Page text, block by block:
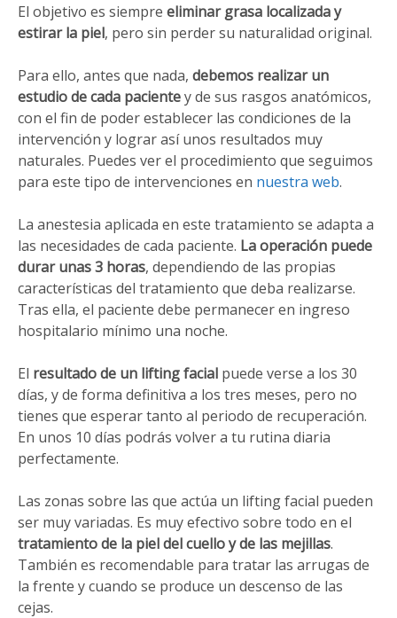
El objetivo es siempre eliminar grasa localizada y
estirar la piel, pero sin perder su naturalidad original.
Para ello, antes que nada, debemos realizar un
estudio de cada pacientey de sus rasgos anatómicos,
con el fin de poder establecer las condiciones de la
intervención y lograr así unos resultados muy
naturales. Puedes ver el procedimiento que seguimos
para este tipo de intervenciones en nuestra web.
La anestesia aplicada en este tratamiento se adapta a
las necesidades de cada paciente. La operación puede
durar unas 3 horas, dependiendo de las propias
características del tratamiento que deba realizarse.
Tras ella, el paciente debe permanecer en ingreso
hospitalario mínimo una noche.
El resultado de un lifting facial puede verse a los 30
días, y de forma definitiva a los tres meses, pero no
tienes que esperar tanto al periodo de recuperación.
En unos 10 días podrás volver a tu rutina diaria
perfectamente.
Las zonas sobre las que actúa un lifting facial pueden
ser muy variadas. Es muy efectivo sobre todo en el
tratamiento de la piel del cuello y de las mejillas.
También es recomendable para tratar las arrugas de
la frente y cuando se produce un descenso de las
cejas.